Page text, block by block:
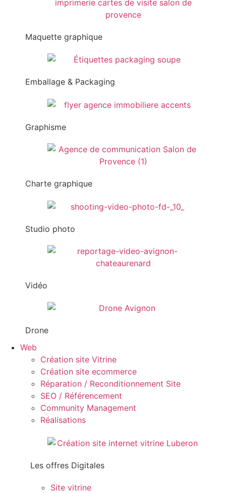
Maquette graphique
Emballage & Packaging
Graphisme
Charte graphique
Studio photo
Vidéo
Drone
Web
Création site Vitrine
Création site ecommerce
Réparation / Reconditionnement Site
SEO / Référencement
Community Management
Réalisations
Les offres Digitales
Site vitrine